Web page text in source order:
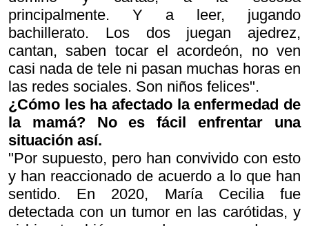
principalmente. Y a leer, jugando
bachillerato. Los dos juegan ajedrez,
cantan, saben tocar el acordeón, no ven
casi nada de tele ni pasan muchas horas en
las redes sociales. Son niños felices".
¿Cómo les ha afectado la enfermedad de
la mamá? No es fácil enfrentar una
situación así.
"Por supuesto, pero han convivido con esto
y han reaccionado de acuerdo a lo que han
sentido. En 2020, María Cecilia fue
detectada con un tumor en las carótidas, y